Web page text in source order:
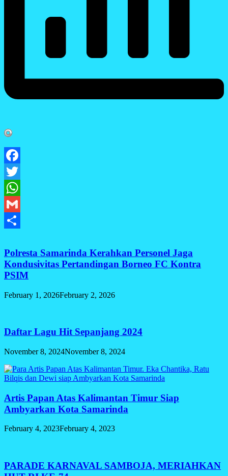
Facebook
Twitter
WhatsApp
Gmail
Polresta Samarinda Kerahkan Personel Jaga
Kondusivitas Pertandingan Borneo FC Kontra
PSIM
February 1, 2026February 2, 2026
Daftar Lagu Hit Sepanjang 2024
November 8, 2024November 8, 2024
Artis Papan Atas Kalimantan Timur Siap
Ambyarkan Kota Samarinda
February 4, 2023February 4, 2023
PARADE KARNAVAL SAMBOJA, MERIAHKAN